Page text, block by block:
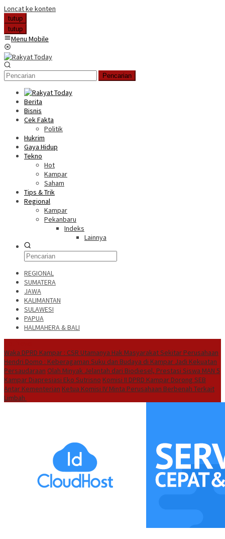
Loncat ke konten
tutup
tutup
Menu Mobile
Pencarian
Berita
Bisnis
Cek Fakta
Politik
Hukrim
Gaya Hidup
Tekno
Hot
Kampar
Saham
Tips & Trik
Regional
Kampar
Pekanbaru
Indeks
Lainnya
REGIONAL
SUMATERA
JAWA
KALIMANTAN
SULAWESI
PAPUA
HALMAHERA & BALI
Waka DPRD Kampar : CSR Utamanya Hak Masyarakat Sekitar Perusahaan
Hendri Domo : Keberagaman Suku dan Budaya di Kampar Jadi Kekuatan
Persaudaraan Olah Minyak Jelantah dari Biodiesel, Prestasi Siswa MAN 5
Kampar Diapresiasi Eko Sutrisno Komisi II DPRD Kampar Dorong SEB
Antar Kementerian Ketua Komisi IV Minta Perusahaan Berbenah Terkait
Limbah